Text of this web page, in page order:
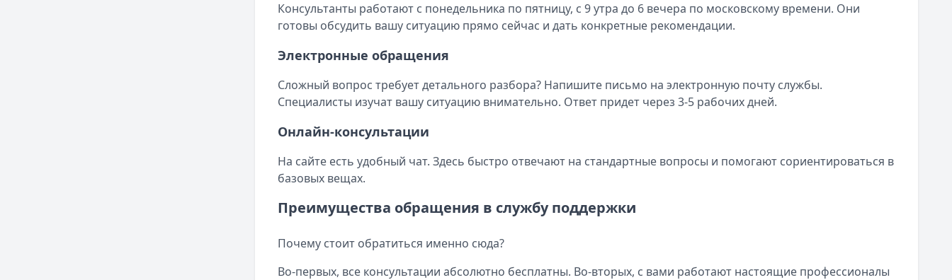
Консультанты работают с понедельника по пятницу, с 9 утра до 6 вечера по московскому времени. Они
готовы обсудить вашу ситуацию прямо сейчас и дать конкретные рекомендации.
Электронные обращения
Сложный вопрос требует детального разбора? Напишите письмо на электронную почту службы.
Специалисты изучат вашу ситуацию внимательно. Ответ придет через 3-5 рабочих дней.
Онлайн-консультации
На сайте есть удобный чат. Здесь быстро отвечают на стандартные вопросы и помогают сориентироваться в
базовых вещах.
Преимущества обращения в службу поддержки
Почему стоит обратиться именно сюда?
Во-первых, все консультации абсолютно бесплатны. Во-вторых, с вами работают настоящие профессионалы